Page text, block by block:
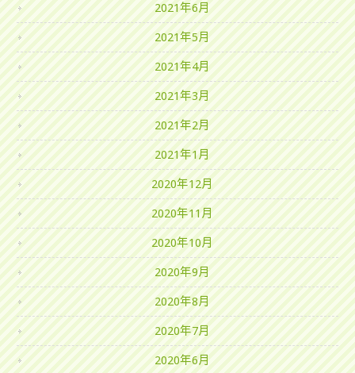
2021年6月
2021年5月
2021年4月
2021年3月
2021年2月
2021年1月
2020年12月
2020年11月
2020年10月
2020年9月
2020年8月
2020年7月
2020年6月